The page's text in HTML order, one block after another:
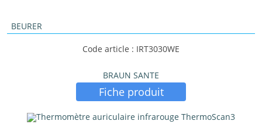
BEURER
Code article : IRT3030WE
BRAUN SANTE
Fiche produit